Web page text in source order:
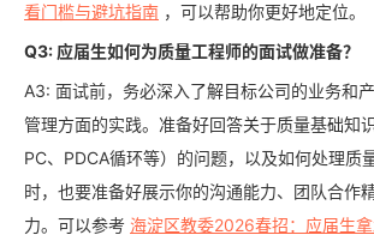
看门槛与避坑指南 ，可以帮助你更好地定位。
Q3: 应届生如何为质量工程师的面试做准备？
A3: 面试前，务必深入了解目标公司的业务和
管理方面的实践。准备好回答关于质量基础知
PC、PDCA循环等）的问题，以及如何处理质
时，也要准备好展示你的沟通能力、团队合作
力。可以参考 海淀区教委2026春招：应届生